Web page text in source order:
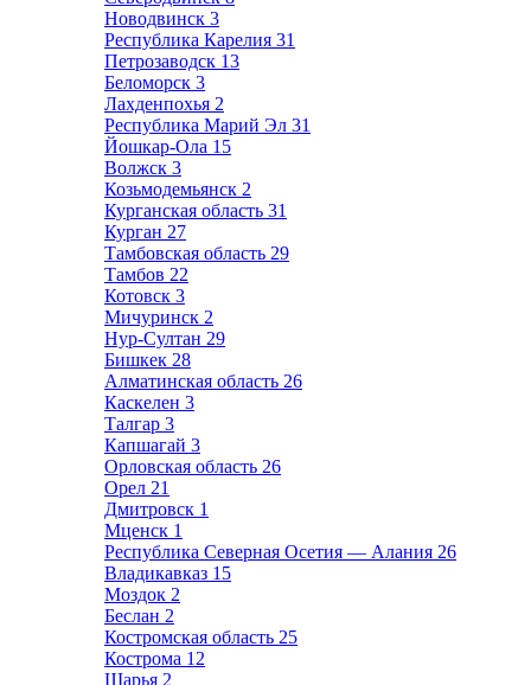
Новодвинск 3
Республика Карелия 31
Петрозаводск 13
Беломорск 3
Лахденпохья 2
Республика Марий Эл 31
Йошкар-Ола 15
Волжск 3
Козьмодемьянск 2
Курганская область 31
Курган 27
Тамбовская область 29
Тамбов 22
Котовск 3
Мичуринск 2
Нур-Султан 29
Бишкек 28
Алматинская область 26
Каскелен 3
Талгар 3
Капшагай 3
Орловская область 26
Орел 21
Дмитровск 1
Мценск 1
Республика Северная Осетия — Алания 26
Владикавказ 15
Моздок 2
Беслан 2
Костромская область 25
Кострома 12
Шарья 2